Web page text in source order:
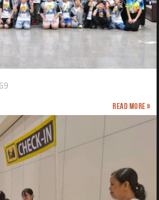
Read more »